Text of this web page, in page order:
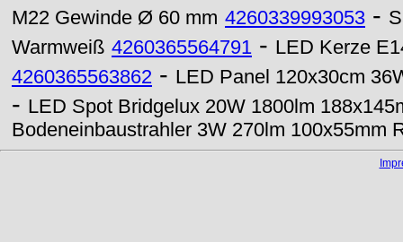
M22 Gewinde Ø 60 mm 4260339993053 -
Warmweiß 4260365564791 - LED Kerze
4260365563862 - LED Panel 120x30cm
- LED Spot Bridgelux 20W 1800lm
Bodeneinbaustrahler 3W 270lm 100x55mm